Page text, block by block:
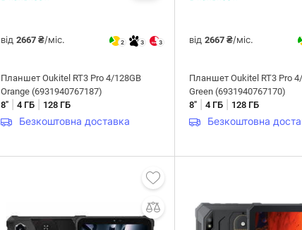
від2667 ₴/міс. 2 3 3
Планшет Oukitel RT3 Pro 4/128GB
Orange (6931940767187)
8" |4 ГБ 128 ГБ
Безкоштовна доставка
від2667 ₴/міс.
Планшет Oukitel RT3 Pro
Green (6931940767170)
8" |4 ГБ 128 ГБ
Безкоштовна